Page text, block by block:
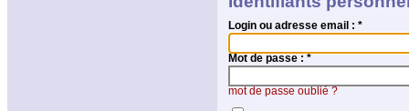
Login ou adresse email : *
Mot de passe :*
mot de passe oublié ?